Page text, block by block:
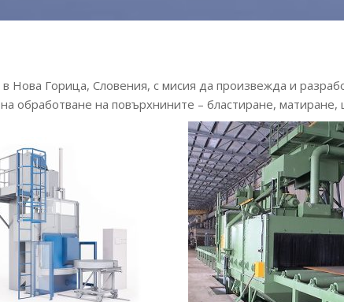
Горица, Словения, с мисия да произвежда и
обработване на повърхнините – бластиране, матиране,